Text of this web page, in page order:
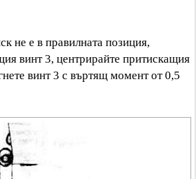
не е в правилната позиция,
винт 3, центрирайте притискащия
винт 3 с въртящ момент от 0,5